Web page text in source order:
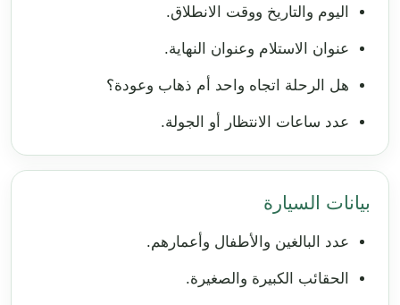
اليوم والتاريخ ووقت الانطلاق.
عنوان الاستلام وعنوان النهاية.
هل الرحلة اتجاه واحد أم ذهاب وعودة؟
عدد ساعات الانتظار أو الجولة.
بيانات السيارة
عدد البالغين والأطفال وأعمارهم.
الحقائب الكبيرة والصغيرة.